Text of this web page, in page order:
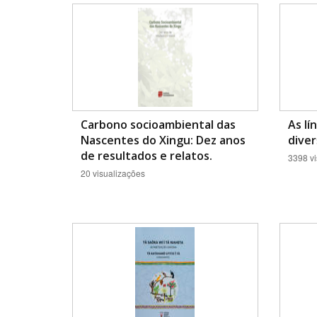
Área de Levantamento
Carbono socioambiental das
Nascentes do Xingu: Dez anos
de resultados e relatos.
20 visualizações
As
3398